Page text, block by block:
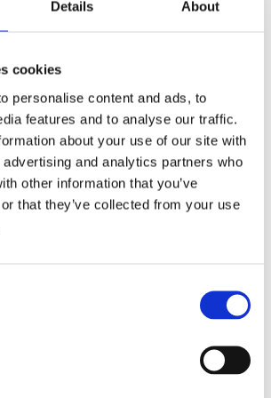
Details About
cookies
personalise content and ads, to
features and to analyse our traffic.
about your use of our site with
and analytics partners who
other information that you’ve
that they’ve collected from your use
2-up
Mustang, Regal Duke 2-up
Lägg till i favoriter